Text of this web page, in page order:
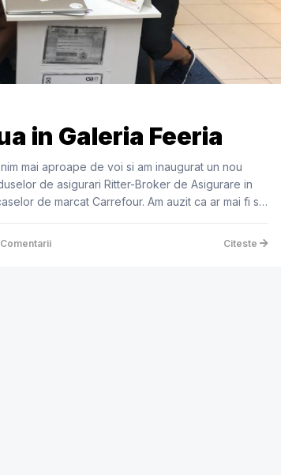
in Galeria Feeria
mai aproape de voi si am inaugurat un nou
de asigurari Ritter-Broker de Asigurare in
de marcat Carrefour. Am auzit ca ar mai fi si
Comentarii Citeste